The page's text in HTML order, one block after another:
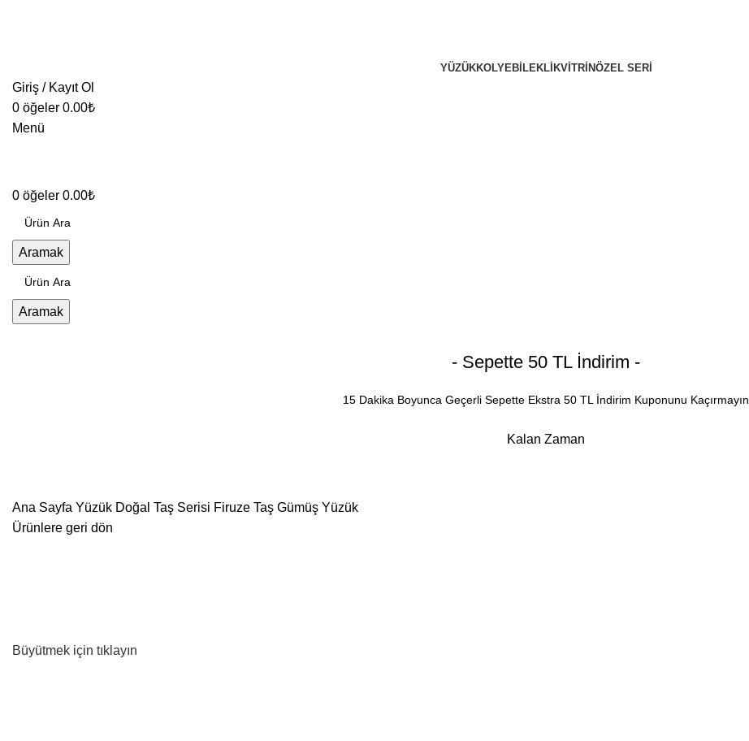
YÜZÜKKOLYEBILEKLIKVITRINÖZEL SERI
Giriş / Kayıt Ol
0 öğeler 0.00₺
Menü
0 öğeler 0.00₺
Aramak
Aramak
- Sepette 50 TL İndirim -
15 Dakika Boyunca Geçerli Sepette Ekstra 50 TL İndirim Kuponunu Kaçırmayın
Kalan Zaman
Ana Sayfa Yüzük Doğal Taş Serisi Firuze Taş Gümüş Yüzük
Ürünlere geri dön
Büyütmek için tıklayın